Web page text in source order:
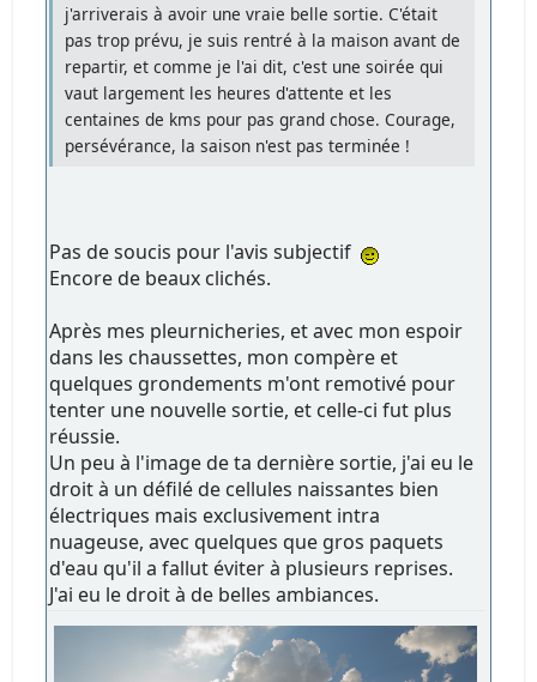
j'arriverais à avoir une vraie belle sortie. C'était
pas trop prévu, je suis rentré à la maison avant de
repartir, et comme je l'ai dit, c'est une soirée qui
vaut largement les heures d'attente et les
centaines de kms pour pas grand chose. Courage,
persévérance, la saison n'est pas terminée !
Pas de soucis pour l'avis subjectif
Encore de beaux clichés.
Après mes pleurnicheries, et avec mon espoir
dans les chaussettes, mon compère et
quelques grondements m'ont remotivé pour
tenter une nouvelle sortie, et celle-ci fut plus
réussie.
Un peu à l'image de ta dernière sortie, j'ai eu le
droit à un défilé de cellules naissantes bien
électriques mais exclusivement intra
nuageuse, avec quelques que gros paquets
d'eau qu'il a fallut éviter à plusieurs reprises.
J'ai eu le droit à de belles ambiances.